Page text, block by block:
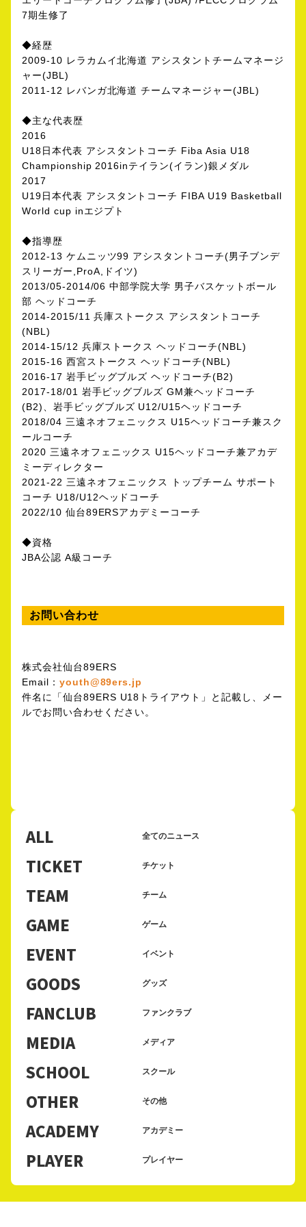
7期生修了
◆経歴
2009-10 レラカムイ北海道 アシスタントチームマネージ
ャー(JBL)
2011-12 レバンガ北海道 チームマネージャー(JBL)
◆主な代表歴
2016
U18日本代表 アシスタントコーチ Fiba Asia U18
Championship 2016inテイラン(イラン)銀メダル
2017
U19日本代表 アシスタントコーチ FIBA U19 Basketball
World cup inエジプト
◆指導歴
2012-13 ケムニッツ99 アシスタントコーチ(男子ブンデ
スリーガー,ProA,ドイツ)
2013/05-2014/06 中部学院大学 男子バスケットボール
部 ヘッドコーチ
2014-2015/11 兵庫ストークス アシスタントコーチ
(NBL)
2014-15/12 兵庫ストークス ヘッドコーチ(NBL)
2015-16 西宮ストークス ヘッドコーチ(NBL)
2016-17 岩手ビッグブルズ ヘッドコーチ(B2)
2017-18/01 岩手ビッグブルズ GM兼ヘッドコーチ
(B2)、岩手ビッグブルズ U12/U15ヘッドコーチ
2018/04 三遠ネオフェニックス U15ヘッドコーチ兼スク
ールコーチ
2020 三遠ネオフェニックス U15ヘッドコーチ兼アカデ
ミーディレクター
2021-22 三遠ネオフェニックス トップチーム サポート
コーチ U18/U12ヘッドコーチ
2022/10 仙台89ERSアカデミーコーチ
◆資格
JBA公認 A級コーチ
お問い合わせ
株式会社仙台89ERS
Email： youth@89ers.jp
件名に「仙台89ERS U18トライアウト」と記載し、メー
ルでお問い合わせください。
ALL 全てのニュース
TICKET チケット
TEAM チーム
GAME ゲーム
EVENT イベント
GOODS グッズ
FANCLUB ファンクラブ
MEDIA メディア
SCHOOL スクール
OTHER その他
ACADEMY アカデミー
PLAYER プレイヤー